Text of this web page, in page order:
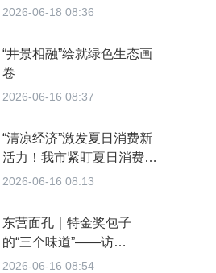
条“油田医院”
2026-06-18 08:36
“井景相融”绘就绿色生态画
卷
2026-06-16 08:37
“清凉经济”激发夏日消费新
活力！我市紧盯夏日消费热
点 引导企业迭代升级消费
2026-06-16 08:13
东营面孔｜特金奖包子
的“三个味道”——访
2026ACE第四届亚洲烹饪
2026-06-16 08:54